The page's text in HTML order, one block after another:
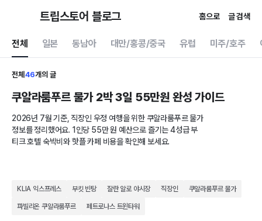
트립스토어 블로그 홈으로 글 검색
전체 일본 동남아 대만/홍콩/중국 유럽 미주/호주
전체 46개의 글
쿠알라룸푸르 물가 2박 3일 55만원 완성 가이드
2026년 7월 기준, 직장인 우정 여행을 위한 쿠알라룸푸르 물가
정보를 정리했어요. 1인당 55만 원 예산으로 즐기는 4성급 부
티크 호텔 숙박비와 핫플 카페 비용을 확인해 보세요.
KLIA 익스프레스 부킷 빈탕 잘란 알로 야시장 직장인 쿠알라룸푸르 물가
파빌리온 쿠알라룸푸르 페트로나스 트윈타워